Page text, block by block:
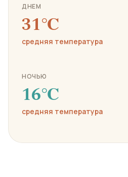
ДНЕМ
31℃
средняя температура
НОЧЬЮ
16℃
средняя температура